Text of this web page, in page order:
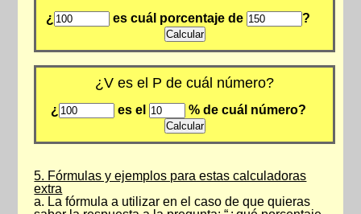
¿ es cuál porcentaje de ?
¿V es el P de cuál número?
¿ es el % de cuál número?
5. Fórmulas y ejemplos para estas calculadoras
extra
a. La fórmula a utilizar en el caso de que quieras